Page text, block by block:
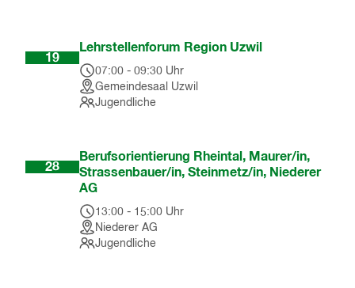
19
Lehrstellenforum Region Uzwil
07:00 -09:30 Uhr
Gemeindesaal Uzwil
Jugendliche
28
Berufsorientierung Rheintal, Maurer/in,
Strassenbauer/in, Steinmetz/in, Niederer
AG
13:00 - 15:00 Uhr
Niederer AG
Jugendliche